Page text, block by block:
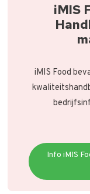
iMIS
iMIS Food
Info iMIS